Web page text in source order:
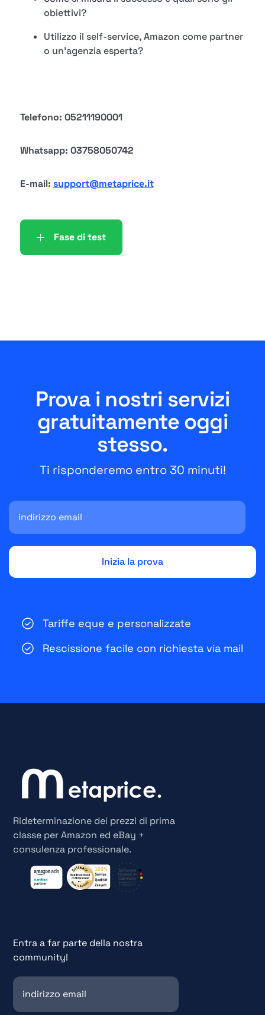
obiettivi?
Utilizzo il self-service, Amazon come partner
o un'agenzia esperta?
Telefono: 05211190001
Whatsapp: 03758050742
E-mail: support@metaprice.it
Fase di test
Prova i nostri servizi
gratuitamente oggi
stesso.
Ti risponderemo entro 30 minuti!
Tariffe eque e personalizzate
Rescissione facile con richiesta via mail
Rideterminazione dei prezzi di prima
classe per Amazon ed eBay +
consulenza professionale.
Entra a far parte della nostra
community!